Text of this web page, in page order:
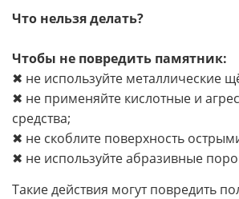
Что нельзя делать?
Чтобы не повредить памятник:
✖ не используйте металлические
✖ не применяйте кислотные и
средства;
✖ не скоблите поверхность
✖ не используйте абразивные
Такие действия могут повредить